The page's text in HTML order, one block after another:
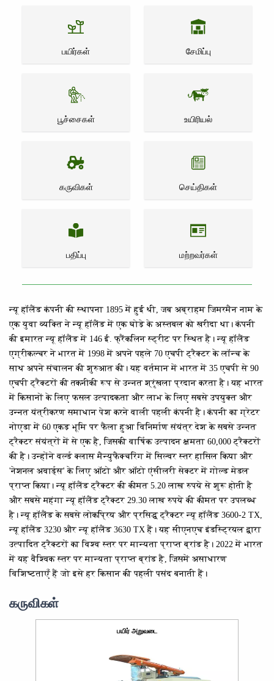
பயிர்கள் சேமிப்பு
பூச்சைகள் உயிரியல்
கருவிகள் செய்திகள்
பதிப்பு மற்றவர்கள்
न्यू हॉलैंड कंपनी की स्थापना 1895 में हुई थी, जब अब्राहम जिमरमैन नाम के
एक युवा व्यक्ति ने न्यू हॉलैंड में एक घोड़े के अस्तबल को खरीदा था। कंपनी
की इमारत न्यू हॉलैंड में 146 ई. फ्रैंकलिन स्ट्रीट पर स्थित है। न्यू हॉलैंड
एग्रीकल्चर ने भारत में 1998 में अपने पहले 70 एचपी ट्रैक्टर के लॉन्च के
साथ अपने संचालन की शुरुआत की। यह वर्तमान में भारत में 35 एचपी से 90
एचपी ट्रैक्टरों की तकनीकी रूप से उन्नत श्रृंखला प्रदान करता है। यह भारत
में किसानों के लिए फसल उत्पादकता और लाभ के लिए सबसे उपयुक्त और
उन्नत यंत्रीकरण समाधान पेश करने वाली पहली कंपनी है। कंपनी का ग्रेटर
नोएडा में 60 एकड़ भूमि पर फैला हुआ विनिर्माण संयंत्र देश के सबसे उन्नत
ट्रैक्टर संयंत्रों में से एक है, जिसकी वार्षिक उत्पादन क्षमता 60,000 ट्रैक्टरों
की है। उन्होंने वर्ल्ड क्लास मैन्युफैक्चरिंग में सिल्वर स्तर हासिल किया और
'नेशनल अवार्ड्स' के लिए ऑटो और ऑटो एंसीलरी सेक्टर में गोल्ड मेडल
प्राप्त किया। न्यू हॉलैंड ट्रैक्टर की कीमत 5.20 लाख रुपये से शुरू होती है
और सबसे महंगा न्यू हॉलैंड ट्रैक्टर 29.30 लाख रुपये की कीमत पर उपलब्ध
है। न्यू हॉलैंड के सबसे लोकप्रिय और प्रसिद्ध ट्रैक्टर न्यू हॉलैंड 3600-2 TX,
न्यू हॉलैंड 3230 और न्यू हॉलैंड 3630 TX हैं। यह सीएनएच इंडस्ट्रियल द्वारा
उत्पादित ट्रैक्टरों का विश्व स्तर पर मान्यता प्राप्त ब्रांड है। 2022 में भारत
में यह वैश्विक स्तर पर मान्यता प्राप्त ब्रांड है, जिसमें असाधारण
विशिष्टताएँ हैं जो इसे हर किसान की पहली पसंद बनाती हैं।
கருவிகள்
பயிர் அறுவடை